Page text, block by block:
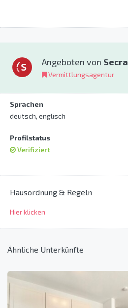
Angeboten von Secra
Vermittlungsagentur
Sprachen
deutsch, englisch
Profilstatus
Verifiziert
Hausordnung & Regeln
Hier klicken
Ähnliche Unterkünfte